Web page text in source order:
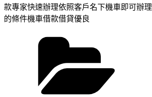
款專家快速辦理依照客戶名下機車即可辦理
的條件機車借款借貸優良